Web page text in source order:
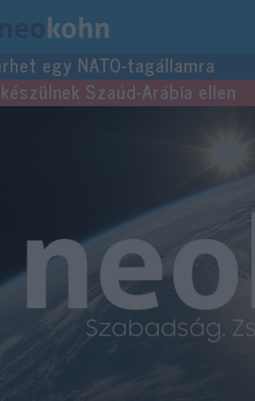
egy NATO-tagállamra
Szaúd-Arábia ellen